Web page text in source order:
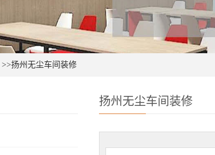
>>扬州无尘车间装修
扬州无尘车间装修